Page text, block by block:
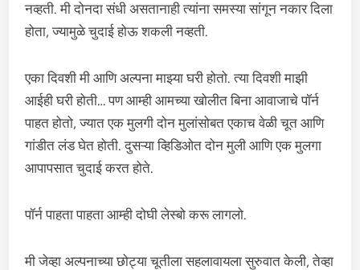
नव्हती. मी दोनदा संधी असतानाही त्यांना समस्या सांगून नकार दिला
होता, ज्यामुळे चुदाई होऊ शकली नव्हती.
एका दिवशी मी आणि अल्पना माझ्या घरी होतो. त्या दिवशी माझी
आईही घरी होती… पण आम्ही आमच्या खोलीत बिना आवाजाचे पॉर्न
पाहत होतो, ज्यात एक मुलगी दोन मुलांसोबत एकाच वेळी चूत आणि
गांडीत लंड घेत होती. दुसऱ्या व्हिडिओत दोन मुली आणि एक मुलगा
आपापसात चुदाई करत होते.
पॉर्न पाहता पाहता आम्ही दोघी लेस्बो करू लागलो.
मी जेव्हा अल्पनाच्या छोट्या चूतीला सहलावायला सुरुवात केली, तेव्हा